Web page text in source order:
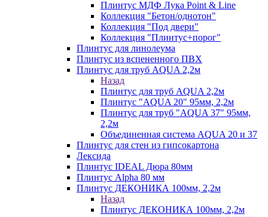
Плинтус МДФ Лука Point & Line
Коллекция "Бетон/однотон"
Коллекция "Под двери"
Коллекция "Плинтус+порог"
Плинтус для линолеума
Плинтус из вспененного ПВХ
Плинтус для труб AQUA 2,2м
Назад
Плинтус для труб AQUA 2,2м
Плинтус "AQUA 20" 95мм, 2,2м
Плинтус для труб "AQUA 37" 95мм,
2,2м
Объединенная система AQUA 20 и 37
Плинтус для стен из гипсокартона
Лексида
Плинтус IDEAL Дюра 80мм
Плинтус Alpha 80 мм
Плинтус ДЕКОНИКА 100мм, 2,2м
Назад
Плинтус ДЕКОНИКА 100мм, 2,2м